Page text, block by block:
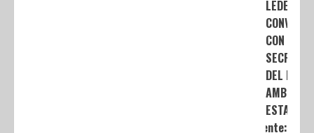
LEDEZMA
CONVENIO
CON LA
DEL
AMBIENTE
ESTATAL
Siguiente: